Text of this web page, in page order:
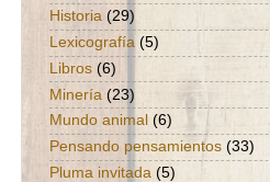
Historia (29)
Lexicografía (5)
Libros (6)
Minería (23)
Mundo animal (6)
Pensando pensamientos (33)
Pluma invitada (5)